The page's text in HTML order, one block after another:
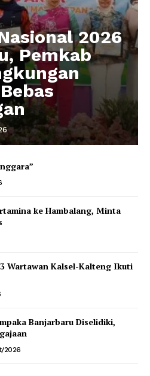
2026
Pemkab
ke Hambalang, Minta
Wartawan Kalsel-Kalteng Ikuti
Banjarbaru Diselidiki,
2026